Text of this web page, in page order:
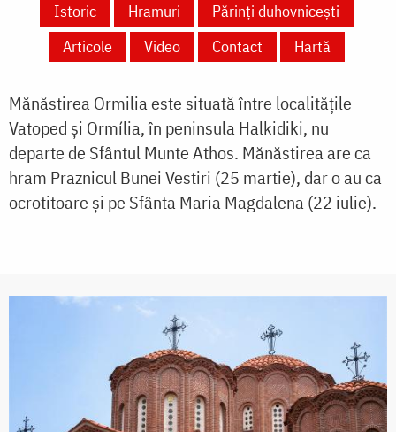
Istoric Hramuri
Părinți duhovnicești
Articole
Video Contact Hartă
Mănăstirea Ormilia este situată între localitățile
Vatoped și Ormília, în peninsula Halkidiki, nu
departe de Sfântul Munte Athos. Mănăstirea are ca
hram Praznicul Bunei Vestiri (25 martie), dar o au ca
ocrotitoare şi pe Sfânta Maria Magdalena (22 iulie).